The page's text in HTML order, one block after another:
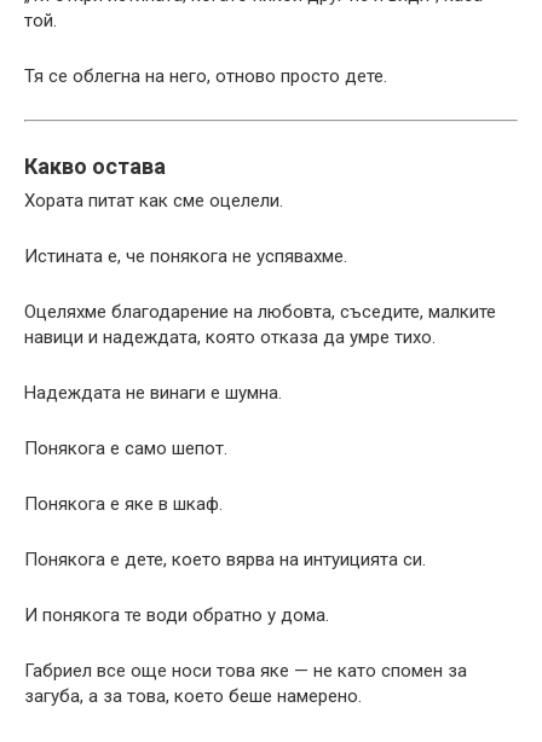
той.
Тя се облегна на него, отново просто дете.
Какво остава
Хората питат как сме оцелели.
Истината е, че понякога не успявахме.
Оцеляхме благодарение на любовта, съседите, малките
навици и надеждата, която отказа да умре тихо.
Надеждата не винаги е шумна.
Понякога е само шепот.
Понякога е яке в шкаф.
Понякога е дете, което вярва на интуицията си.
И понякога те води обратно у дома.
Габриел все още носи това яке — не като спомен за
загуба, а за това, което беше намерено.